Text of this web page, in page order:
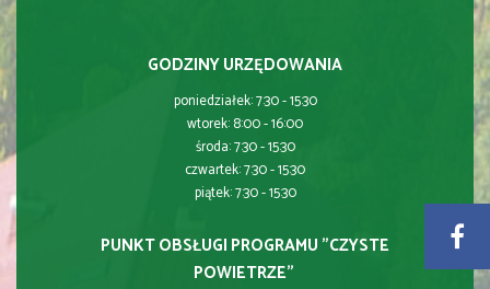
GODZINY URZĘDOWANIA
poniedziałek: 7:30 - 15:30
wtorek: 8:00 - 16:00
środa: 7:30 - 15:30
czwartek: 7:30 - 15:30
piątek: 7:30 - 15:30
PUNKT OBSŁUGI PROGRAMU "CZYSTE
POWIETRZE"